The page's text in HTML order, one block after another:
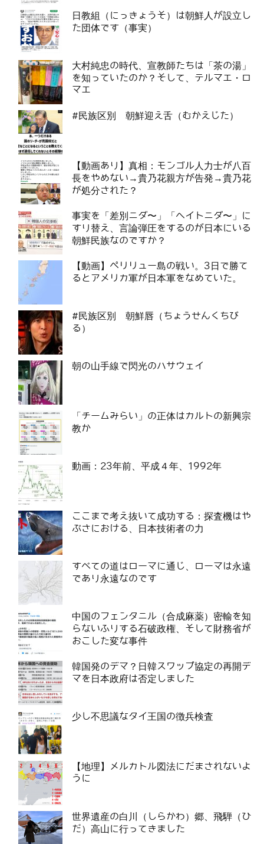
日教組（にっきょうそ）は朝鮮人が設立し
た団体です（事実）
大村純忠の時代、宣教師たちは「茶の湯」
を知っていたのか？そして、テルマエ・ロ
マエ
#民族区別 朝鮮迎え舌（むかえじた）
【動画あり】真相：モンゴル人力士が八百
長をやめない→貴乃花親方が告発→貴乃花
が処分された？
事実を「差別ニダ〜」「ヘイトニダ〜」に
すり替え、言論弾圧をするのが日本にいる
朝鮮民族なのですか？
【動画】ペリリュー島の戦い。3日で勝て
るとアメリカ軍が日本軍をなめていた。
#民族区別 朝鮮唇（ちょうせんくちび
る）
朝の山手線で閃光のハサウェイ
「チームみらい」の正体はカルトの新興宗
教か
動画：23年前、平成４年、1992年
ここまで考え抜いて成功する：探査機はや
ぶさにおける、日本技術者の力
すべての道はローマに通じ、ローマは永遠
であり永遠なのです
中国のフェンタニル（合成麻薬）密輸を知
らないふりする石破政権、そして財務省が
おこした変な事件
韓国発のデマ？日韓スワップ協定の再開デ
マを日本政府は否定しました
少し不思議なタイ王国の徴兵検査
【地理】メルカトル図法にだまされないよ
うに
世界遺産の白川（しらかわ）郷、飛騨（ひ
だ）高山に行ってきました